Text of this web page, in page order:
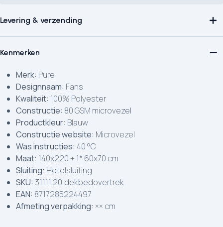
Levering & verzending
Kenmerken
Merk: Pure
Designnaam: Fans
Kwaliteit: 100% Polyester
Constructie: 80 GSM microvezel
Productkleur: Blauw
Constructie website: Microvezel
Was instructies: 40 °C
Maat: 140x220 + 1* 60x70 cm
Sluiting: Hotelsluiting
SKU: 31111.20.dekbedovertrek
EAN: 8717285224497
Afmeting verpakking: ×× cm